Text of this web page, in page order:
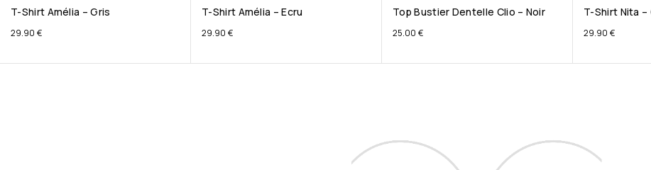
T-Shirt Amélia – Gris
29.90 €
T-Shirt Amélia – Ecru
29.90 €
Top Bustier Dentelle Clio – Noir
25.00 €
T-Shirt Nita –
29.90 €